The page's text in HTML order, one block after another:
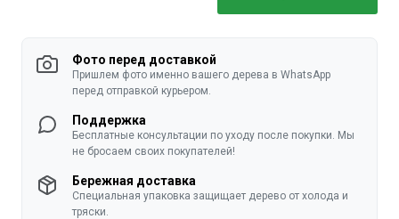
Фото перед доставкой
Пришлем фото именно вашего дерева в WhatsApp
перед отправкой курьером.
Поддержка
Бесплатные консультации по уходу после покупки. Мы
не бросаем своих покупателей!
Бережная доставка
Специальная упаковка защищает дерево от холода и
тряски.